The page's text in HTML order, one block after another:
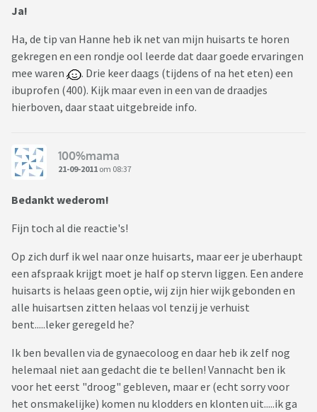
Ja!
Ha, de tip van Hanne heb ik net van mijn huisarts te horen
gekregen en een rondje ool leerde dat daar goede ervaringen
mee waren
. Drie keer daags (tijdens of na het eten) een
ibuprofen (400). Kijk maar even in een van de draadjes
hierboven, daar staat uitgebreide info.
100%mama
21-09-2011 om 08:37
Bedankt wederom!
Fijn toch al die reactie's!
Op zich durf ik wel naar onze huisarts, maar eer je uberhaupt
een afspraak krijgt moet je half op stervn liggen. Een andere
huisarts is helaas geen optie, wij zijn hier wijk gebonden en
alle huisartsen zitten helaas vol tenzij je verhuist
bent.....leker geregeld he?
Ik ben bevallen via de gynaecoloog en daar heb ik zelf nog
helemaal niet aan gedacht die te bellen! Vannacht ben ik
voor het eerst "droog" gebleven, maar er (echt sorry voor
het onsmakelijke) komen nu klodders en klonten uit.....ik ga